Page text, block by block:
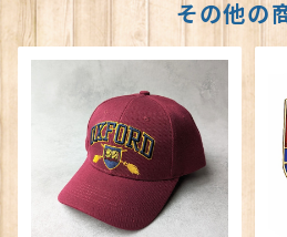
その他の